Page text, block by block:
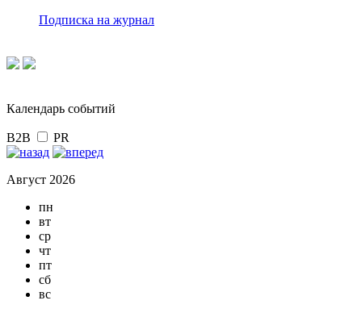
Подписка на журнал
Календарь событий
B2B PR
Август 2026
пн
вт
ср
чт
пт
сб
вс